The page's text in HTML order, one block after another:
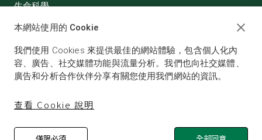
生命科學
醫學古生物心理學生態學
物理 化學地球科學天文
本網站使用的 Cookie
我們使用 Cookies 來提供最佳的網站體驗，包含個人化內
容、廣告、社交媒體功能與流量分析。我們也向社交媒體、
廣告和分析合作伙伴分享有關您使用我們網站的資訊。
查看 Cookie 說明